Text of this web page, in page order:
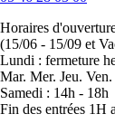
Horaires
(15/06 - 15/09 et
Lundi : fermeture
Mar. Mer. Jeu.
Samedi : 14h - 18h
Fin des entrées 1H